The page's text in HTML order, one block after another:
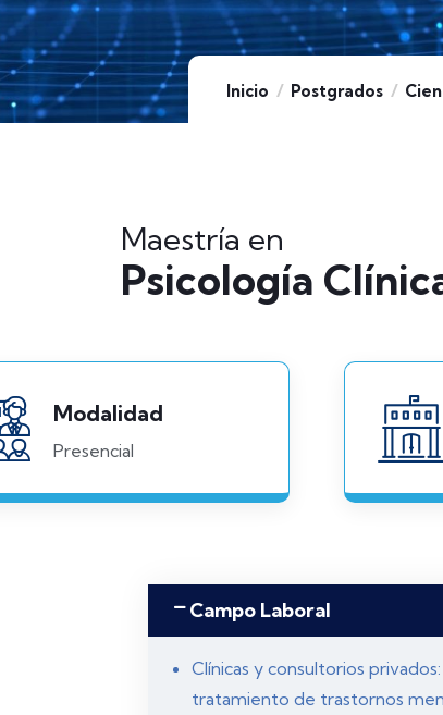
Inicio Postgrados
Maestría en
Psicología
Modalidad
Presencial
Campo Laboral
Clínicas y consultorios
tratamiento de trastornos